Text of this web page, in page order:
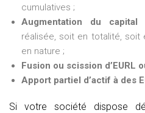
cumulatives ;
Augmentation du capital
réalisée, soit en totalité,
en nature ;
Fusion ou scission d’EURL
Apport partiel d’actif à des
Si votre société dispose